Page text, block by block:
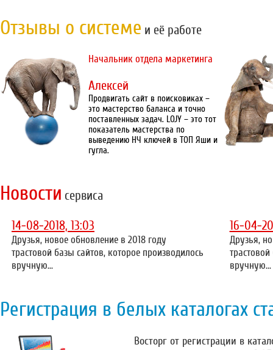
Отзывы о системе и её работе
Начальник отдела маркетинга
Алексей
Продвигать сайт в поисковиках –
это мастерство баланса и точно
поставленных задач. LOJY – это тот
показатель мастерства по
выведению НЧ ключей в ТОП Яши и
гугла.
Новости сервиса
14-08-2018, 13:03
Друзья, новое обновление в 2018 году
трастовой базы сайтов, которое производилось
вручную...
16-04-
Друзья,
вручную...
Регистрация в белых каталогах
Восторг от регистрации в